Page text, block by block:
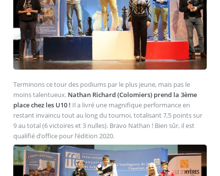
Terminons ce tour des podiums par le plus jeune, mais pas le
moins talentueux. Nathan Richard (Colomiers) prend la 3ème
place chez les U10 ! Il a livré une magnifique performance en
restant invaincu tout au long du tournoi, totalisant 7,5 points sur
9 au total (6 victoires et 3 nulles). Bravo Nathan ! Bien sûr, il est
qualifié d’office pour l’édition 2020.